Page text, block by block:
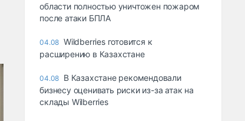
области полностью уничтожен пожаром
после атаки БПЛА
04.08 Wildberries готовится к
расширению в Казахстане
04.08 В Казахстане рекомендовали
бизнесу оценивать риски из-за атак на
склады Wilberries